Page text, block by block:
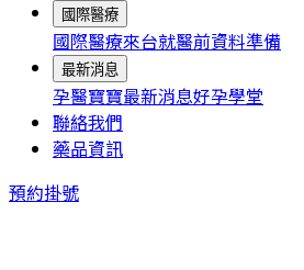
國際醫療
國際醫療來台就醫前資料準備
最新消息
孕醫寶寶最新消息好孕學堂
聯絡我們
藥品資訊
預約掛號